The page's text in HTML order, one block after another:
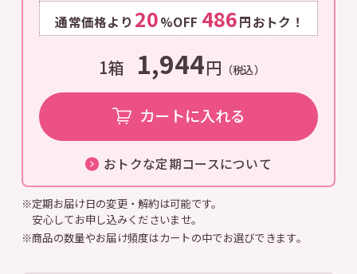
おトクな定期コースについて
通常価格より 20%OFF 486円おトク！
1箱 1,944円 （税込）
カートに入れる
※定期お届け日の変更・解約は可能です。
安心してお申し込みくださいませ。
※商品の数量やお届け頻度はカートの中でお選びできます。